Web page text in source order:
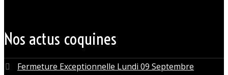
Nos actus coquines
Fermeture Exceptionnelle Lundi 09 Septembre